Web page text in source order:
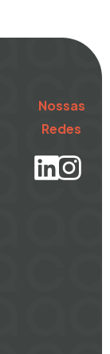
Nossas
Redes